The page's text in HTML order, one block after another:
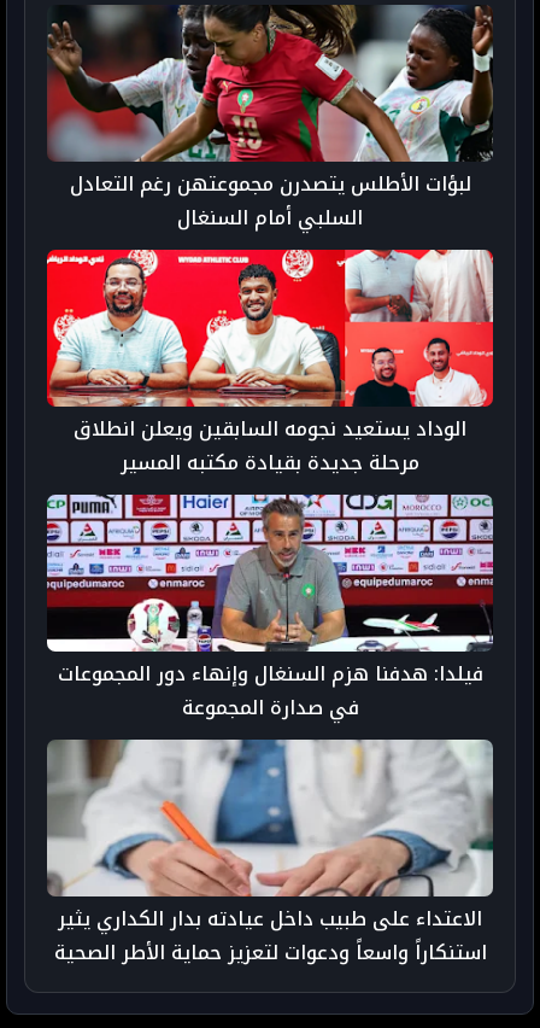
لبؤات الأطلس يتصدرن مجموعتهن رغم التعادل
السلبي أمام السنغال
الوداد يستعيد نجومه السابقين ويعلن انطلاق
مرحلة جديدة بقيادة مكتبه المسير
فيلدا: هدفنا هزم السنغال وإنهاء دور المجموعات
في صدارة المجموعة
الاعتداء على طبيب داخل عيادته بدار الكداري يثير
استنكاراً واسعاً ودعوات لتعزيز حماية الأطر الصحية